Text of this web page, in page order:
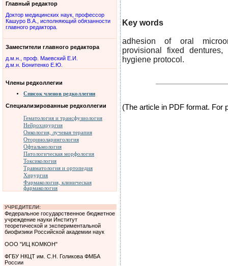
Главный редактор
Доктор медицинских наук, профессор
Кашуро В.А., исполняющий обязанности
главного редактора.
Заместители главного редактора
д.м.н., проф. Маевский Е.И.
д.м.н. Бонитенко Е.Ю.
Члены редколлегии
Список членов редколлегии
Специализированные редколлегии
Гематология и трансфузиология
Нейрохирургия
Онкология, лучевая терапия
Оториноларингология
Офтальмология
Патологическая морфология
Токсикология
Травматология и ортопедия
Хирургия
Фармакология, клиническая
фармакология
УЧРЕДИТЕЛИ:
Федеральное государственное бюджетное
учреждение науки Институт
теоретической и экспериментальной
биофизики Российской академии наук
ООО "ИЦ КОМКОН"
ФГБУ НКЦТ им. С.Н. Голикова ФМБА
России
Key words
adhesion of oral
provisional fixed
hygiene protocol.
(The article in PDF format. For